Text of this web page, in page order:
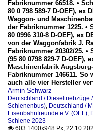
Fabriknummer 66518. •
80 0 798 589-7 D-OEF), ex
Waggon- und
der Fabriknummer 1225. •
80 0996 310-8 D-OEF), ex
von der Waggonfabrik J.
Fabriknummer 20302/25. •
(95 80 0798 829-7 D-OEF),
Maschinenfabrik
Fabriknummer 146611. So
auch alle vier Hersteller
Armin Schwarz
Deutschland / Dieseltriebzüge
Schienenbus) Deutschland /
Eisenbahnfreunde e.V. (OEF)
Schiene 2023
 603 1400x948 Px,